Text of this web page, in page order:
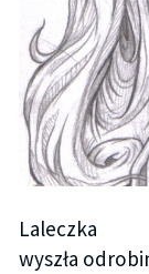
Laleczka
wyszła